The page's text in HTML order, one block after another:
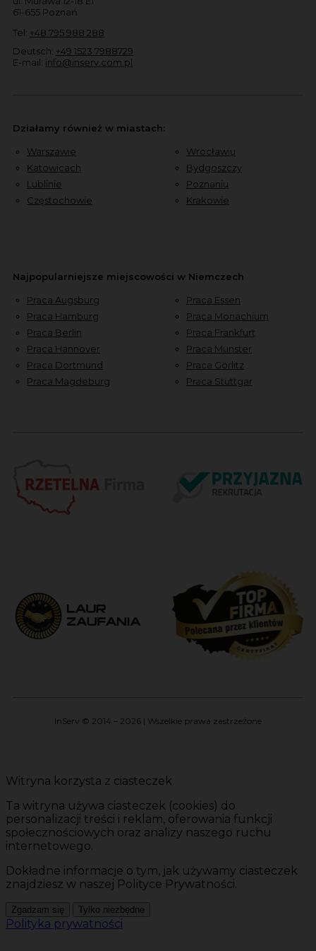
61-655 Poznań
Tel: +48 795 988 288
Deutsch: +49 1523 7988729
E-mail: info@inserv.com.pl
Działamy również w miastach:
Warszawie
Katowicach
Lublinie
Częstochowie
Wrocławiu
Bydgoszczy
Poznaniu
Krakowie
Najpopularniejsze miejscowości w Niemczech
Praca Augsburg
Praca Hamburg
Praca Berlin
Praca Hannover
Praca Dortmund
Praca Magdeburg
Praca Essen
Praca Monachium
Praca Frankfurt
Praca Munster
Praca Görlitz
Praca Stuttgar
InServ © 2014 – 2026 | Wszelkie prawa zastrzeżone
Witryna korzysta z ciasteczek
Ta witryna używa ciasteczek (cookies) do
personalizacji treści i reklam, oferowania funkcji
społecznościowych oraz analizy naszego ruchu
internetowego.
Dokładne informacje o tym, jak używamy ciasteczek
znajdziesz w naszej Polityce Prywatności.
Zgadzam się Tylko niezbędne
Polityka prywatności